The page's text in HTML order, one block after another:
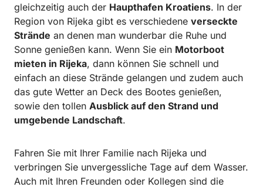
gleichzeitig auch der Haupthafen Kroatiens. In der
Region von Rijeka gibt es verschiedene verseckte
Strände an denen man wunderbar die Ruhe und
Sonne genießen kann. Wenn Sie ein Motorboot
mieten in Rijeka, dann können Sie schnell und
einfach an diese Strände gelangen und zudem auch
das gute Wetter an Deck des Bootes genießen,
sowie den tollen Ausblick auf den Strand und
umgebende Landschaft.
Fahren Sie mit Ihrer Familie nach Rijeka und
verbringen Sie unvergessliche Tage auf dem Wasser.
Auch mit Ihren Freunden oder Kollegen sind die